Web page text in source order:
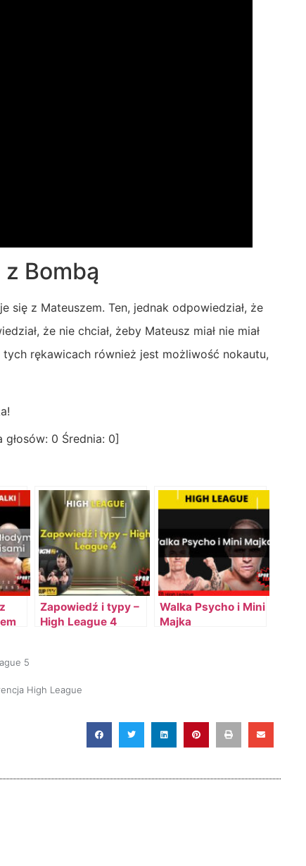
Bombą
się z Mateuszem. Ten, jednak odpowiedział, że
że nie chciał, żeby Mateusz miał nie miał
rękawicach również jest możliwość nokautu,
głosów: 0 Średnia: 0]
Zapowiedź i typy –
High League 4
Walka Psycho i Mini
Majka
5
High League